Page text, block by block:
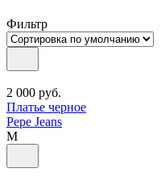
Фильтр
2 000 руб.
Платье черное
Pepe Jeans
M